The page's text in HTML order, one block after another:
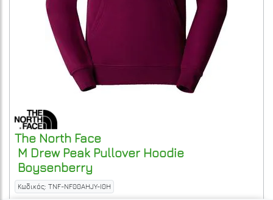
The North Face
M Drew Peak Pullover Hoodie
Boysenberry
Κωδικός: TNF-NF00AHJY-I0H